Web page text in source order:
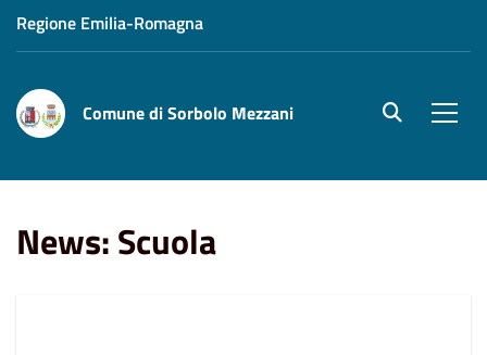
Regione Emilia-Romagna
Comune di Sorbolo Mezzani site.searc
News: Scuola